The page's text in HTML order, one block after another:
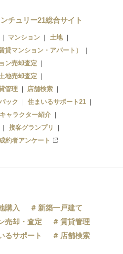
チュリー21総合サイト
マンション
土地
貸マンション・アパート）
ン売却査定
地売却査定
管理
店舗検索
ック
住まいるサポート21
ャラクター紹介
接客グランプリ
成約者アンケート
購入
新築一戸建て
売却・査定
賃貸管理
るサポート
店舗検索